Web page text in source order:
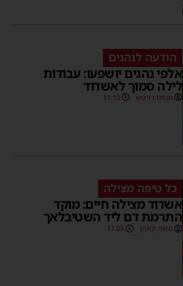
הודעה לנהגים
אלפי נהגים יושפעו: עבודות
לילה סמוך לאשדוד
מנחם דויטש 11:10
כל טיפה מצילה
אשדוד מצילה חיים: מוקד
התרמת דם ליד השטיבלאך
משה קאהן 11:05